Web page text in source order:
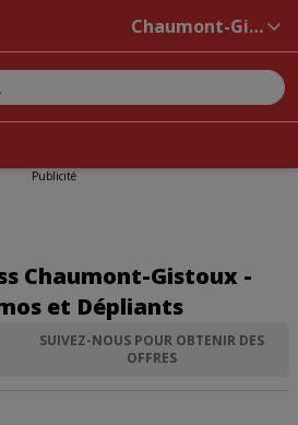
Chaumont-Gistoux
Publicité
Chaumont-Gistoux -
et Dépliants
SUIVEZ-NOUS POUR OBTENIR DES
OFFRES